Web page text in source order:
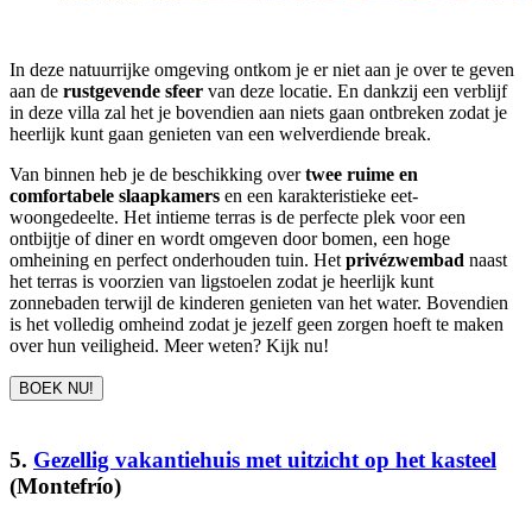
In deze natuurrijke omgeving ontkom je er niet aan je over te geven
aan de rustgevende sfeer van deze locatie. En dankzij een verblijf
in deze villa zal het je bovendien aan niets gaan ontbreken zodat je
heerlijk kunt gaan genieten van een welverdiende break.
Van binnen heb je de beschikking overtwee ruime en
comfortabele slaapkamers en een karakteristieke eet-
woongedeelte. Het intieme terras is de perfecte plek voor een
ontbijtje of diner en wordt omgeven door bomen, een hoge
omheining en perfect onderhouden tuin. Het privézwembad naast
het terras is voorzien van ligstoelen zodat je heerlijk kunt
zonnebaden terwijl de kinderen genieten van het water. Bovendien
is het volledig omheind zodat je jezelf geen zorgen hoeft te maken
over hun veiligheid. Meer weten? Kijk nu!
BOEK NU!
5. Gezellig vakantiehuis met uitzicht op het kasteel
(Montefrío)